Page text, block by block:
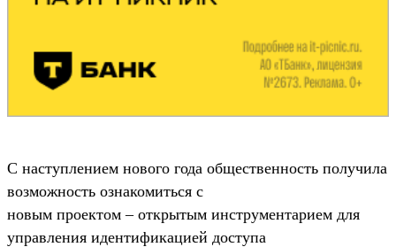
С наступлением нового года общественность получила
возможность ознакомиться с
новым проектом – открытым инструментарием для
управления идентификацией доступа